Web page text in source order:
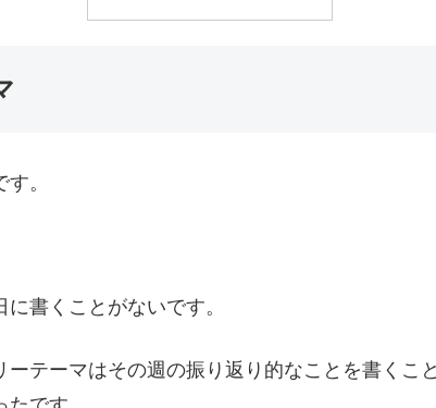
。
書くことがないです。
ーテーマはその週の振り返り的なことを書くこ